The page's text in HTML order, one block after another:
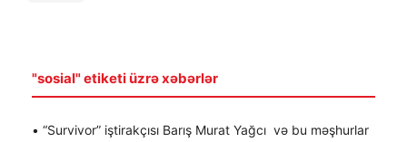
"sosial" etiketi üzrə xəbərlər
• “Survivor” iştirakçısı Barış Murat Yağcı və bu məşhurlar